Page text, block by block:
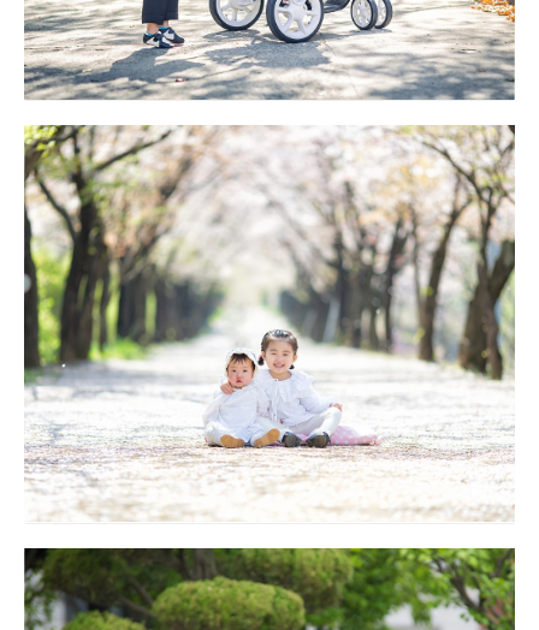
돌잔치 야외스냅 대구돌스냅